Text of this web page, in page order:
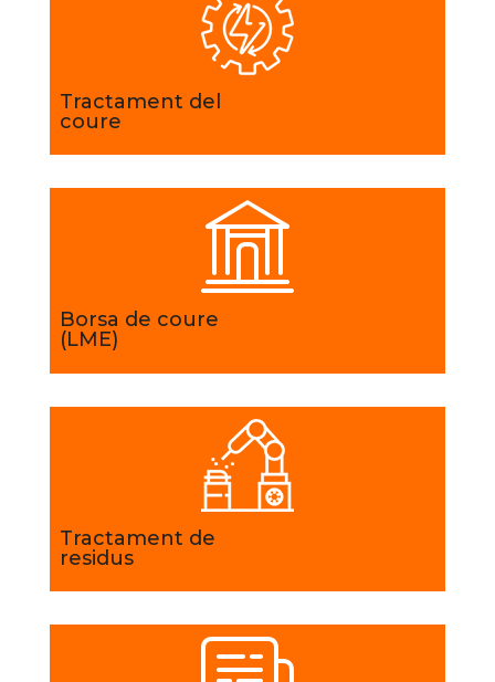
Tractament del
coure
Borsa de coure
(LME)
Tractament de
residus